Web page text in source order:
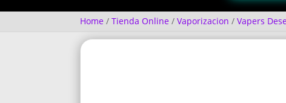
Home / Tienda Online / Vaporizacion / Vapers